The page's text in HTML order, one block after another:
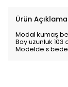
Ürün
Modal kumaş
Boy uzunluk 103
Modelde s